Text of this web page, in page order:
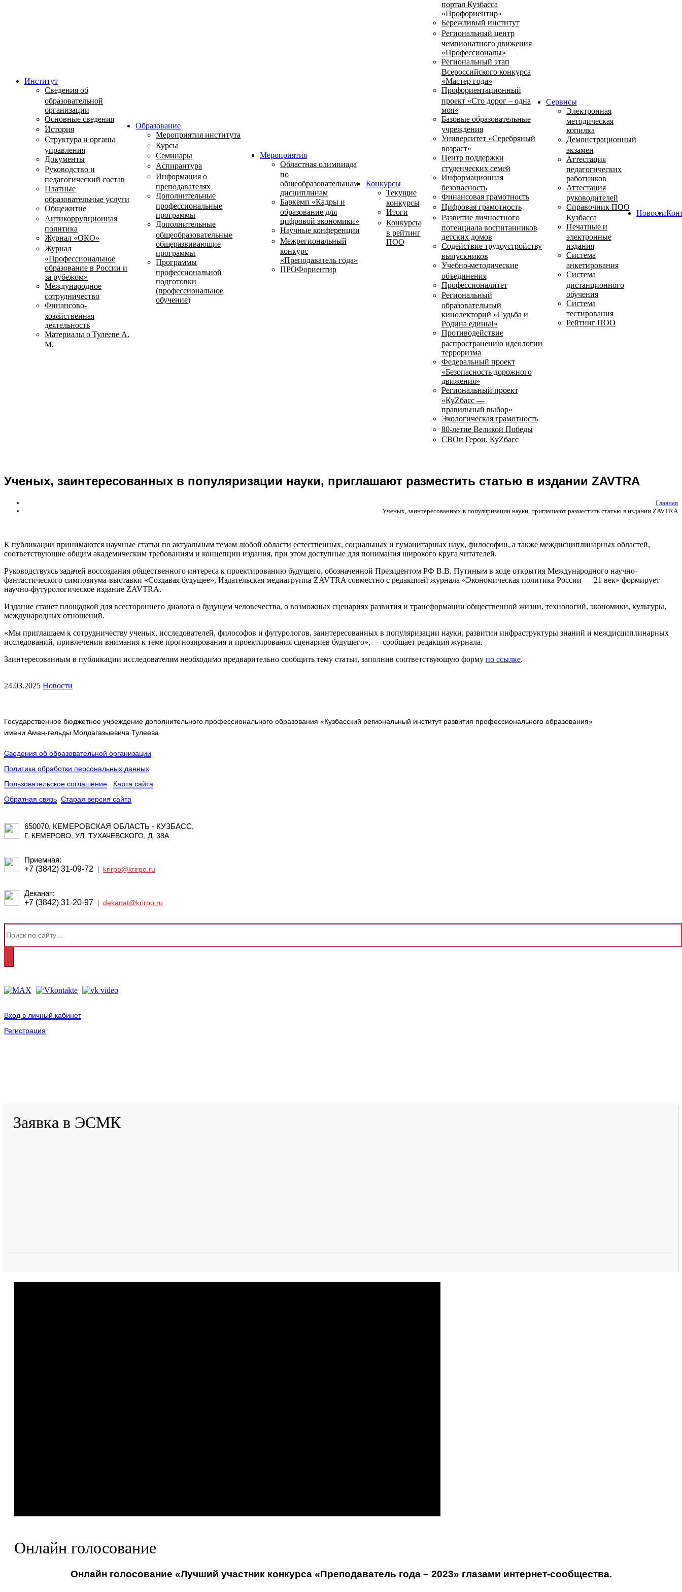
Институт
Сведения об
образовательной
организации
Основные сведения
История
Структура и органы
управления
Документы
Руководство и
педагогический состав
Платные
образовательные услуги
Общежитие
Антикоррупционная
политика
Журнал «ОКО»
Журнал
«Профессиональное
образование в России и
за рубежом»
Международное
сотрудничество
Финансово-
хозяйственная
деятельность
Материалы о Тулееве А.
М.
Образование
Мероприятия института
Курсы
Семинары
Аспирантура
Информация о
преподавателях
Дополнительные
профессиональные
программы
Дополнительные
общеобразовательные
общеразвивающие
программы
Программы
профессиональной
подготовки
(профессиональное
обучение)
Мероприятия
Областная олимпиада
по
общеобразовательным
дисциплинам
Баркемп «Кадры и
образование для
цифровой экономики»
Научные конференции
Межрегиональный
конкурс
«Преподаватель года»
ПРОФориентир
Конкурсы
Текущие
конкурсы
Итоги
Конкурсы
в рейтинг
ПОО
портал Кузбасса
«Профориентир»
Бережливый институт
Региональный центр
чемпионатного движения
«Профессионалы»
Региональный этап
Всероссийского конкурса
«Мастер года»
Профориентационный
проект «Сто дорог – одна
моя»
Базовые образовательные
учреждения
Университет «Серебряный
возраст»
Центр поддержки
студенческих семей
Информационная
безопасность
Финансовая грамотность
Цифровая грамотность
Развитие личностного
потенциала воспитанников
детских домов
Содействие трудоустройству
выпускников
Учебно-методические
объединения
Профессионалитет
Региональный
образовательный
кинолекторий «Судьба и
Родина едины!»
Противодействие
распространению идеологии
терроризма
Федеральный проект
«Безопасность дорожного
движения»
Региональный проект
«КуZбасс —
правильный выбор»
Экологическая грамотность
80-летие Великой Победы
СВОи Герои. КуZбасс
Сервисы
Электронная
методическая
копилка
Демонстрационный
экзамен
Аттестация
педагогических
работников
Аттестация
руководителей
Справочник ПОО
Кузбасса
Печатные и
электронные
издания
Система
анкетирования
Система
дистанционного
обучения
Система
тестирования
Рейтинг ПОО
Новости
Ученых, заинтересованных в популяризации науки, приглашают разместить статью в издании ZAVTRA
Главная
Ученых, заинтересованных в популяризации науки, приглашают разместить статью в издании ZAVTRA
К публикации принимаются научные статьи по актуальным темам любой области естественных, социальных и гуманитарных наук, философии, а также междисциплинарных областей,
соответствующие общим академическим требованиям и концепции издания, при этом доступные для понимания широкого круга читателей.
Руководствуясь задачей воссоздания общественного интереса к проектированию будущего, обозначенной Президентом РФ В.В. Путиным в ходе открытия Международного научно-
фантастического симпозиума-выставки «Создавая будущее», Издательская медиагруппа ZAVTRA совместно с редакцией журнала «Экономическая политика России — 21 век» формирует
научно-футурологическое издание ZAVTRA.
Издание станет площадкой для всестороннего диалога о будущем человечества, о возможных сценариях развития и трансформации общественной жизни, технологий, экономики, культуры,
международных отношений.
«Мы приглашаем к сотрудничеству ученых, исследователей, философов и футурологов, заинтересованных в популяризации науки, развитии инфраструктуры знаний и междисциплинарных
исследований, привлечении внимания к теме прогнозирования и проектирования сценариев будущего», — сообщает редакция журнала.
Заинтересованным в публикации исследователям необходимо предварительно сообщить тему статьи, заполнив соответствующую форму по ссылке.
24.03.2025 Новости
Государственное бюджетное учреждение дополнительного профессионального образования «Кузбасский региональный институт развития профессионального образования»
имени Аман-гельды Молдагазыевича Тулеева
Сведения об образовательной организации
Политика обработки персональных данных
Пользовательское соглашение
Карта сайта
Обратная связь Старая версия сайта
650070, КЕМЕРОВСКАЯ ОБЛАСТЬ - КУЗБАСС,
Г. КЕМЕРОВО, УЛ. ТУХАЧЕВСКОГО, Д. 38А
Приемная:
+7 (3842) 31-09-72 | krirpo@krirpo.ru
Деканат:
+7 (3842) 31-20-97 | dekanat@krirpo.ru
Вход в личный кабинет
Регистрация
Заявка в ЭСМК
Онлайн голосование
Онлайн голосование «Лучший участник конкурса «Преподаватель года – 2023» глазами интернет-сообщества.